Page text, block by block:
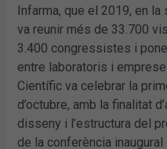
Infarma, que el 2019, en la
va reunir més de 33.700
3.400 congressistes i
entre laboratoris i
Científic va celebrar la
d’octubre, amb la finalitat
disseny i l’estructura del
de la conferència